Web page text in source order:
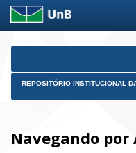
Skip
REPOSITÓRIO INSTITUCIONAL
Navegando por